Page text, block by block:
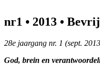
nr1 • 2013 •
28e jaargang nr. 1 (sept.
God, brein en